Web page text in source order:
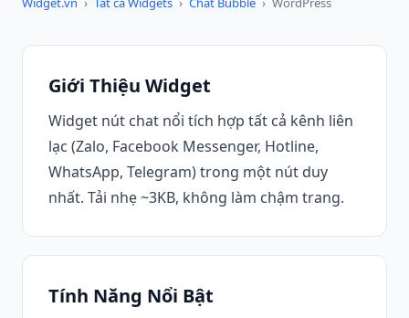
Giới Thiệu Widget
Widget nút chat nổi tích hợp tất cả kênh liên
lạc (Zalo, Facebook Messenger, Hotline,
WhatsApp, Telegram) trong một nút duy
nhất. Tải nhẹ ~3KB, không làm chậm trang.
Tính Năng Nổi Bật